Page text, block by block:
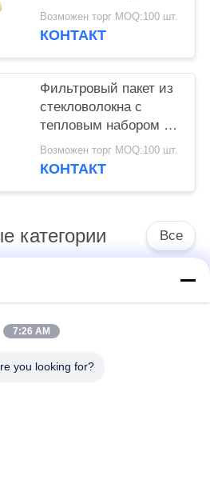
обеспечивающие
отличную
абразию и
воздействию
химических веществ
Возможен торг MOQ:100 шт.
КОНТАКТ
Фильтровый пакет из
стекловолокна с
тепловым набором и
календерной отделкой
для повышения
Возможен торг MOQ:100 шт.
КОНТАКТ
категории Все
фильтрующий пакет
жидкостным
7:26 AM
you looking for?